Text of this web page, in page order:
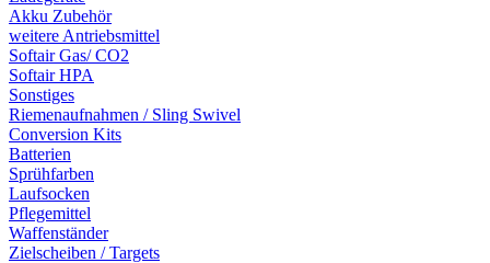
Akku Zubehör
weitere Antriebsmittel
Softair Gas/ CO2
Softair HPA
Sonstiges
Riemenaufnahmen / Sling Swivel
Conversion Kits
Batterien
Sprühfarben
Laufsocken
Pflegemittel
Waffenständer
Zielscheiben / Targets